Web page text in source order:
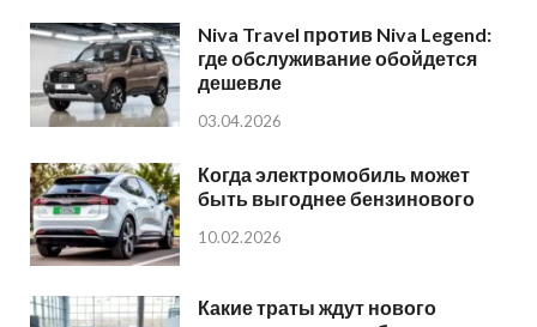
Niva Travel против Niva Legend:
где обслуживание обойдется
дешевле
03.04.2026
Когда электромобиль может
быть выгоднее бензинового
10.02.2026
Какие траты ждут нового